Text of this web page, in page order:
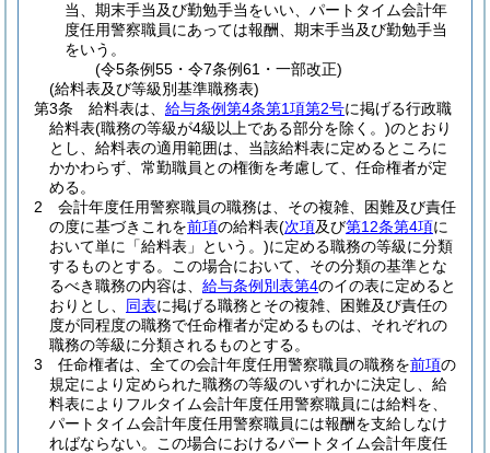
当、期末手当及び勤勉手当をいい、パートタイム会計年
度任用警察職員にあっては報酬、期末手当及び勤勉手当
をいう。
(令5条例55・令7条例61・一部改正)
(給料表及び等級別基準職務表)
第3条
給料表は、 給与条例第4条第1項第2号に掲げる行政職
給料表(職務の等級が4級以上である部分を除く。)のとおり
とし、給料表の適用範囲は、当該給料表に定めるところに
かかわらず、常勤職員との権衡を考慮して、任命権者が定
める。
2
会計年度任用警察職員の職務は、その複雑、困難及び責任
の度に基づきこれを前項の給料表(次項及び第12条第4項に
おいて単に「給料表」という。)に定める職務の等級に分類
するものとする。
この場合において、その分類の基準とな
るべき職務の内容は、 給与条例別表第4のイの表に定めると
おりとし、 同表に掲げる職務とその複雑、困難及び責任の
度が同程度の職務で任命権者が定めるものは、それぞれの
職務の等級に分類されるものとする。
3
任命権者は、全ての会計年度任用警察職員の職務を前項の
規定により定められた職務の等級のいずれかに決定し、給
料表によりフルタイム会計年度任用警察職員には給料を、
パートタイム会計年度任用警察職員には報酬を支給しなけ
ればならない。
この場合におけるパートタイム会計年度任